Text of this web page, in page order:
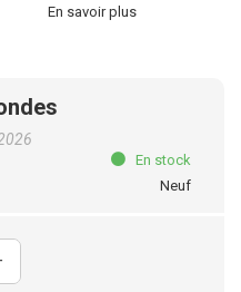
En savoir plus
En stock
Neuf